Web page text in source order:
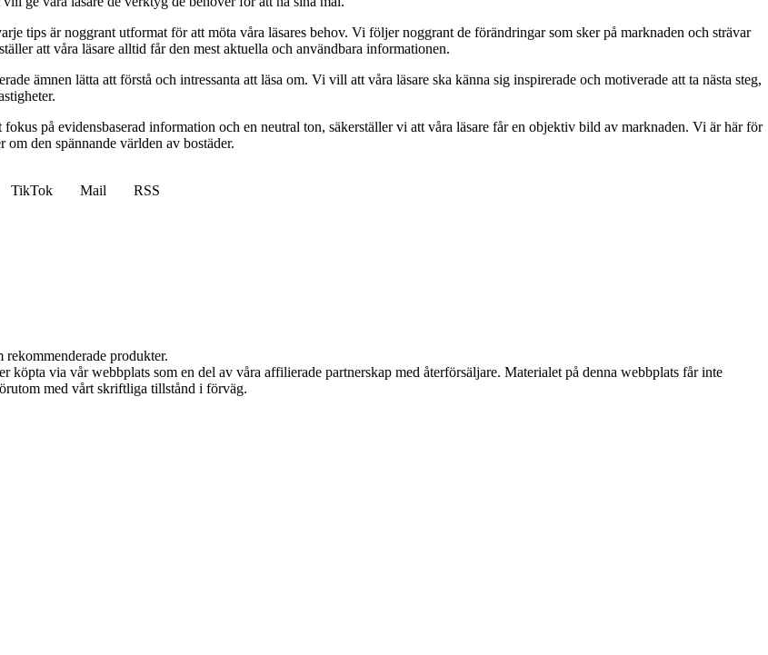
tips är noggrant utformat för att möta våra läsares behov. Vi följer noggrant de förändringar som sker på marknaden och strävar
att våra läsare alltid får den mest aktuella och användbara informationen.
ämnen lätta att förstå och intressanta att läsa om. Vi vill att våra läsare ska känna sig inspirerade och motiverade att ta nästa steg,
på evidensbaserad information och en neutral ton, säkerställer vi att våra läsare får en objektiv bild av marknaden. Vi är här för
den spännande världen av bostäder.
TikTok Mail
RSS
produkter.
via vår webbplats som en del av våra affilierade partnerskap med återförsäljare. Materialet på denna webbplats får inte
med vårt skriftliga tillstånd i förväg.